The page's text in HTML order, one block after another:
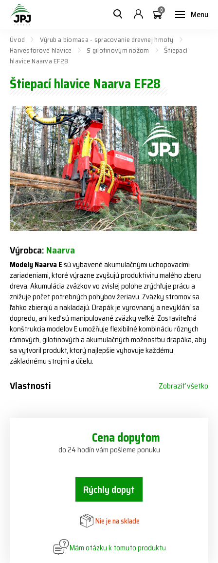
Menu
0
Úvod
Výrub a biomasa - spracovanie drevnej hmoty
Harvestorové hlavice
S gilotinovým nožom
Štiepací
hlavice Naarva EF28
Štiepací hlavice Naarva EF28
Výrobca:Naarva
Modely Naarva Esú vybavené akumulačnými uchopovacími
zariadeniami, ktoré výrazne zvyšujú produktivitu malého zberu
dreva. Akumulácia zväzkov vo zvislej polohe zrýchľuje prácu a
znižuje počet potrebných pohybov žeriavu. Zväzky stromov sa
ľahko zbierajú a nakladajú. Drapák je vyrovnaný a nevyklání sa
dopredu, ani keď sú manipulované zväzky veľké. Zostaviteľná
konštrukcia modelov E umožňuje flexibilné kombináciu rôznych
rámových, gilotinových a akumulačných možnosťou drapáka, aby
sa vytvoril produkt, ktorý najlepšie vyhovuje každému
základnému strojmi a účelu.
Vlastnosti Zobraziť všetko
Cena dopytom
do 24 hodín vám pošleme ponuku
Rýchly dopyt
Nie je na sklade
Mám otázku k tomuto produktu